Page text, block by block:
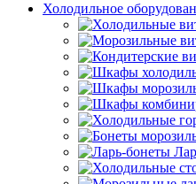
Холодильное